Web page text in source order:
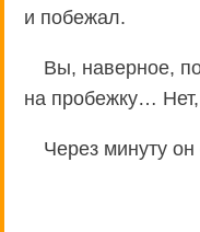
и побежал.
Вы, наверное,
на пробежку…
Через минуту